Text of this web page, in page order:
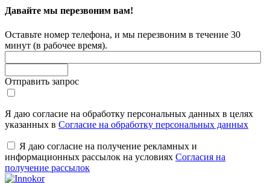
Давайте мы перезвоним вам!
Оставьте номер телефона, и мы перезвоним в течение 30
минут (в рабочее время).
Отправить запрос
Я даю согласие на обработку персональных данных в целях
указанных в Согласие на обработку персональных данных
Я даю согласие на получение рекламных и
информационных рассылок на условиях Согласия на
получение рассылок